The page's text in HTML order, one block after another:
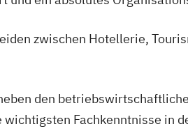
zwischen Hotellerie,
den
wichtigsten Fachkenntnisse in